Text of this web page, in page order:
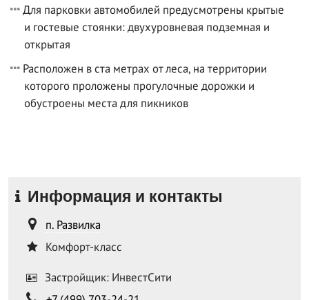
Для парковки автомобилей предусмотрены крытые
и гостевые стоянки: двухуровневая подземная и
открытая
Расположен в ста метрах от леса, на территории
которого проложены прогулочные дорожки и
обустроены места для пикников
Информация и контакты
п. Развилка
Комфорт-класс
Застройщик: ИнвестСити